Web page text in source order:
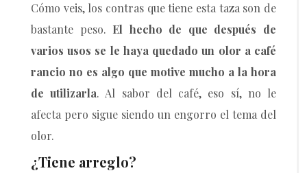
Cómo veis, los contras que tiene esta taza son de
bastante peso. El hecho de que después de
varios usos se le haya quedado un olor a café
rancio no es algo que motive mucho a la hora
de utilizarla. Al sabor del café, eso sí, no le
afecta pero sigue siendo un engorro el tema del
olor.
¿Tiene arreglo?